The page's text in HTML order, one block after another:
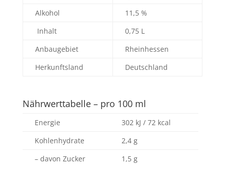
Alkohol
11,5 %
Inhalt
0,75 L
Anbaugebiet
Rheinhessen
Herkunftsland
Deutschland
Nährwerttabelle – pro 100 ml
Energie
302 kJ / 72 kcal
Kohlenhydrate
2,4 g
– davon Zucker
1,5 g